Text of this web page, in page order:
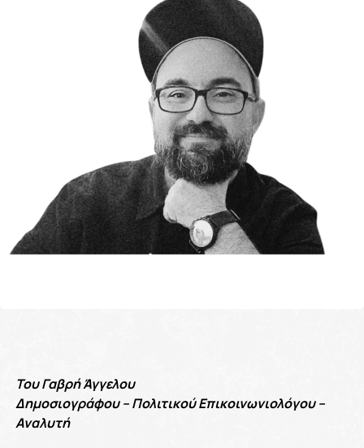
Του Γαβρή Άγγελου
Δημοσιογράφου – Πολιτικού Επικοινωνιολόγου –
Αναλυτή